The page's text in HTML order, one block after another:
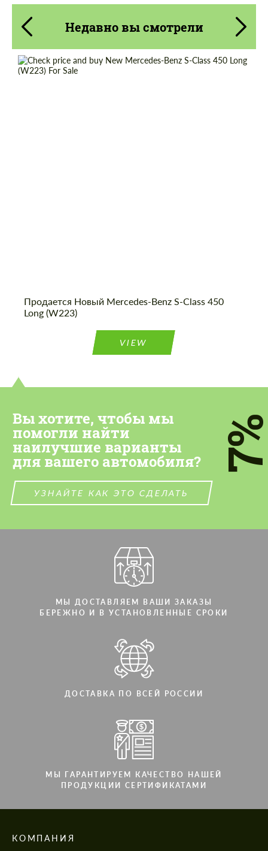
Недавно вы смотрели
Продается Новый Mercedes-Benz S-Class 450
Long (W223)
VIEW
Вы хотите, чтобы мы
помогли найти
наилучшие варианты
для вашего автомобиля?
УЗНАЙТЕ КАК ЭТО СДЕЛАТЬ
МЫ ДОСТАВЛЯЕМ ВАШИ ЗАКАЗЫ
БЕРЕЖНО И В УСТАНОВЛЕННЫЕ СРОКИ
ДОСТАВКА ПО ВСЕЙ РОССИИ
МЫ ГАРАНТИРУЕМ КАЧЕСТВО НАШЕЙ
ПРОДУКЦИИ СЕРТИФИКАТАМИ
КОМПАНИЯ
Cогласиться на обработку
Cогласиться на обработку